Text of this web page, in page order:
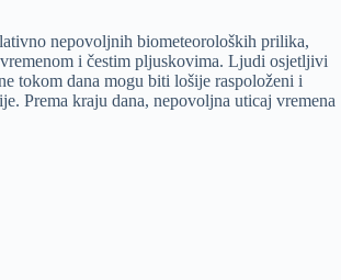
nepovoljnih biometeoroloških prilika,
i čestim pljuskovima. Ljudi osjetljivi
tokom dana mogu biti lošije raspoloženi i
Prema kraju dana, nepovoljna uticaj vremena